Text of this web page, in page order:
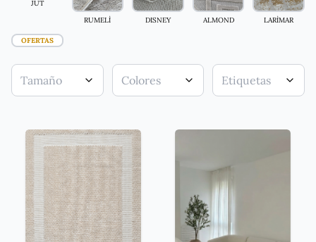
JUT
RUMELİ
DISNEY ALMOND LARİMAR
OFERTAS
Tamaño Colores Etiquetas